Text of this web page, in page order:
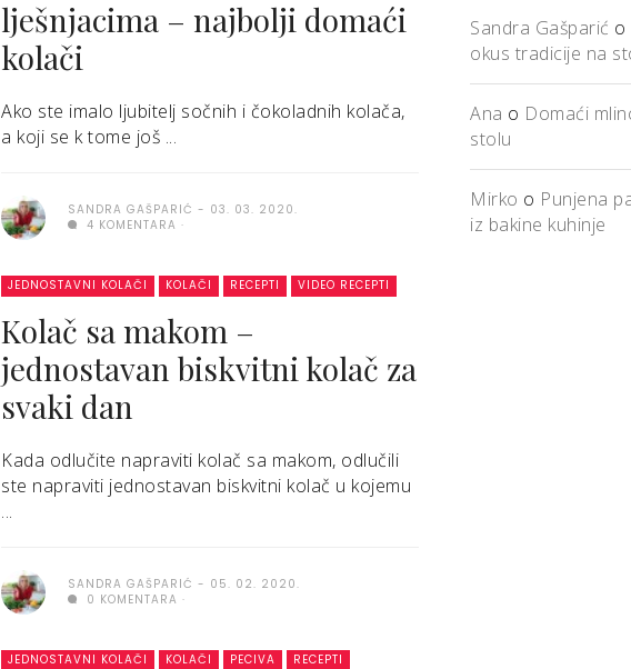
lješnjacima – najbolji domaći
kolači
Ako ste imalo ljubitelj sočnih i čokoladnih kolača,
a koji se k tome još ...
SANDRA GAŠPARIĆ
03. 03. 2020.
4 KOMENTARA
JEDNOSTAVNI KOLAČI KOLAČI RECEPTI VIDEO RECEPTI
Kolač sa makom –
jednostavan biskvitni kolač za
svaki dan
Kada odlučite napraviti kolač sa makom, odlučili
ste napraviti jednostavan biskvitni kolač u kojemu
...
SANDRA GAŠPARIĆ
05. 02. 2020.
0 KOMENTARA
JEDNOSTAVNI KOLAČI KOLAČI PECIVA
RECEPTI
Sandra Gašparić o
okus tradicije na
Ana o Domaći
stolu
Mirko o Punjena
iz bakine kuhinje